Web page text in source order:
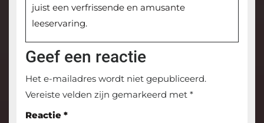
juist een verfrissende en amusante
leeservaring.
Geef een reactie
Het e-mailadres wordt niet gepubliceerd.
Vereiste velden zijn gemarkeerd met *
Reactie *